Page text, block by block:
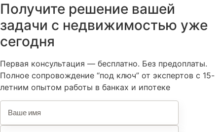
Получите решение вашей
задачи с недвижимостью уже
сегодня
Первая консультация — бесплатно. Без предоплаты.
Полное сопровождение “под ключ” от экспертов с 15-
летним опытом работы в банках и ипотеке